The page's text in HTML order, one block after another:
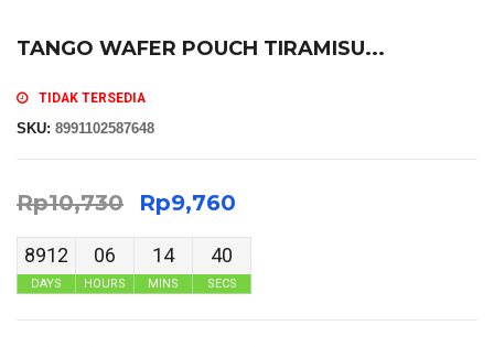
TANGO WAFER POUCH TIRAMISU...
TIDAK TERSEDIA
SKU: 8991102587648
Rp10,730 Rp9,760
8912
DAYS
06
HOURS
14
MINS
40
SECS